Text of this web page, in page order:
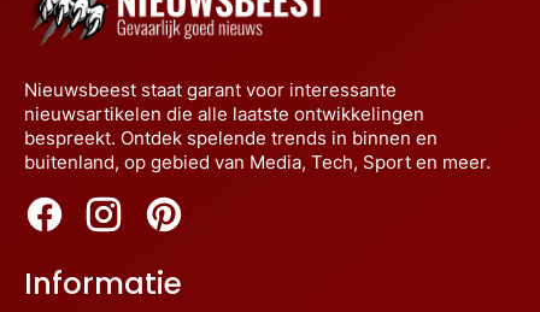
Nieuwsbeest staat garant voor interessante
nieuwsartikelen die alle laatste ontwikkelingen
bespreekt. Ontdek spelende trends in binnen en
buitenland, op gebied van Media, Tech, Sport en meer.
Informatie